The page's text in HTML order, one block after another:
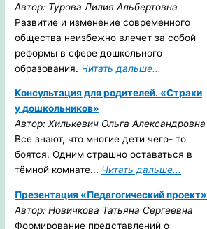
Автор: Турова Лилия Альбертовна
Развитие и изменение современного
общества неизбежно влечет за собой
реформы в сфере дошкольного
образования. Читать дальше...
Консультация для родителей. «Страхи
у дошкольников»
Автор: Хилькевич Ольга Александровна
Все знают, что многие дети чего- то
боятся. Одним страшно оставаться в
тёмной комнате... Читать дальше...
Презентация «Педагогический проект»
Автор: Новичкова Татьяна Сергеевна
Формирование представлений о